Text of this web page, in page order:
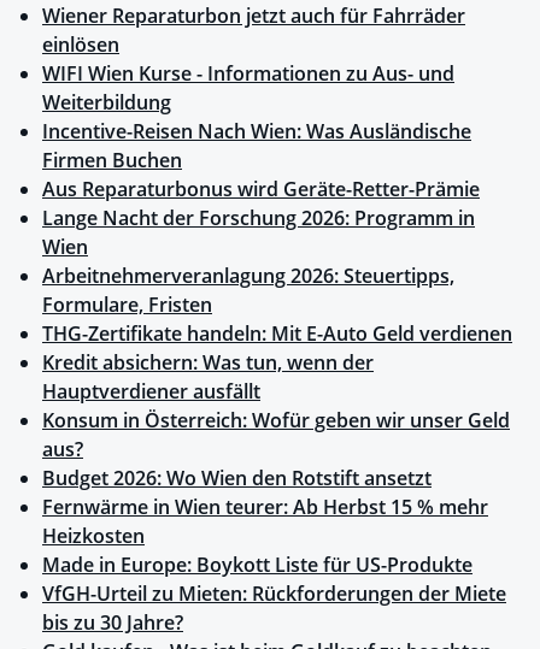
Wiener Reparaturbon jetzt auch für Fahrräder
einlösen
WIFI Wien Kurse - Informationen zu Aus- und
Weiterbildung
Incentive-Reisen Nach Wien: Was Ausländische
Firmen Buchen
Aus Reparaturbonus wird Geräte-Retter-Prämie
Lange Nacht der Forschung 2026: Programm in
Wien
Arbeitnehmerveranlagung 2026: Steuertipps,
Formulare, Fristen
THG-Zertifikate handeln: Mit E-Auto Geld verdienen
Kredit absichern: Was tun, wenn der
Hauptverdiener ausfällt
Konsum in Österreich: Wofür geben wir unser Geld
aus?
Budget 2026: Wo Wien den Rotstift ansetzt
Fernwärme in Wien teurer: Ab Herbst 15 % mehr
Heizkosten
Made in Europe: Boykott Liste für US-Produkte
VfGH-Urteil zu Mieten: Rückforderungen der Miete
bis zu 30 Jahre?